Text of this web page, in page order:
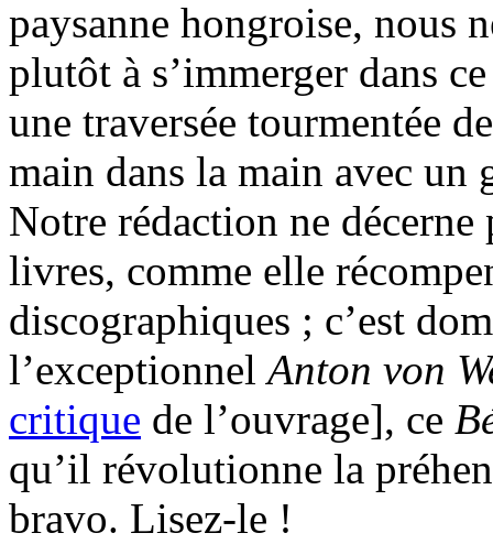
paysanne hongroise, nous
plutôt à s’immerger dans
une traversée tourmentée
main dans la main avec un
Notre rédaction ne
livres, comme elle
discographiques ; c’est
l’exceptionnelAnton von
critique de l’ouvrage], ce
qu’il révolutionne la
bravo. Lisez-le !